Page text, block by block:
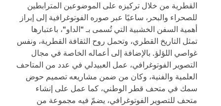
القطرية من خلال تركيزه على الموضوعين المترابطين
للصحراء والبحر، ساعيًا عبر صوره الفوتوغرافية إلى إبراز
أهمية السفن الخشبية التي تُسمى بـ "الداو"، باعتبارها
تمثل التاريخ القطري، وتحمل روح الثقافة القطرية، ونفس
غواصي اللؤلؤ. بالإضافة إلى أعماله الخاصة في مجال
التصوير الفوتوغرافي، عمل العبيدلي في عدد من المتاحف
العلمية والفنية، وكان من ضمن مشاريعه تصميم حوض
سمك في متحف قطر الوطني، كما عمل على إنشاء
متحف للتصوير الفوتوغرافي، يضمّ فيه مجموعة من